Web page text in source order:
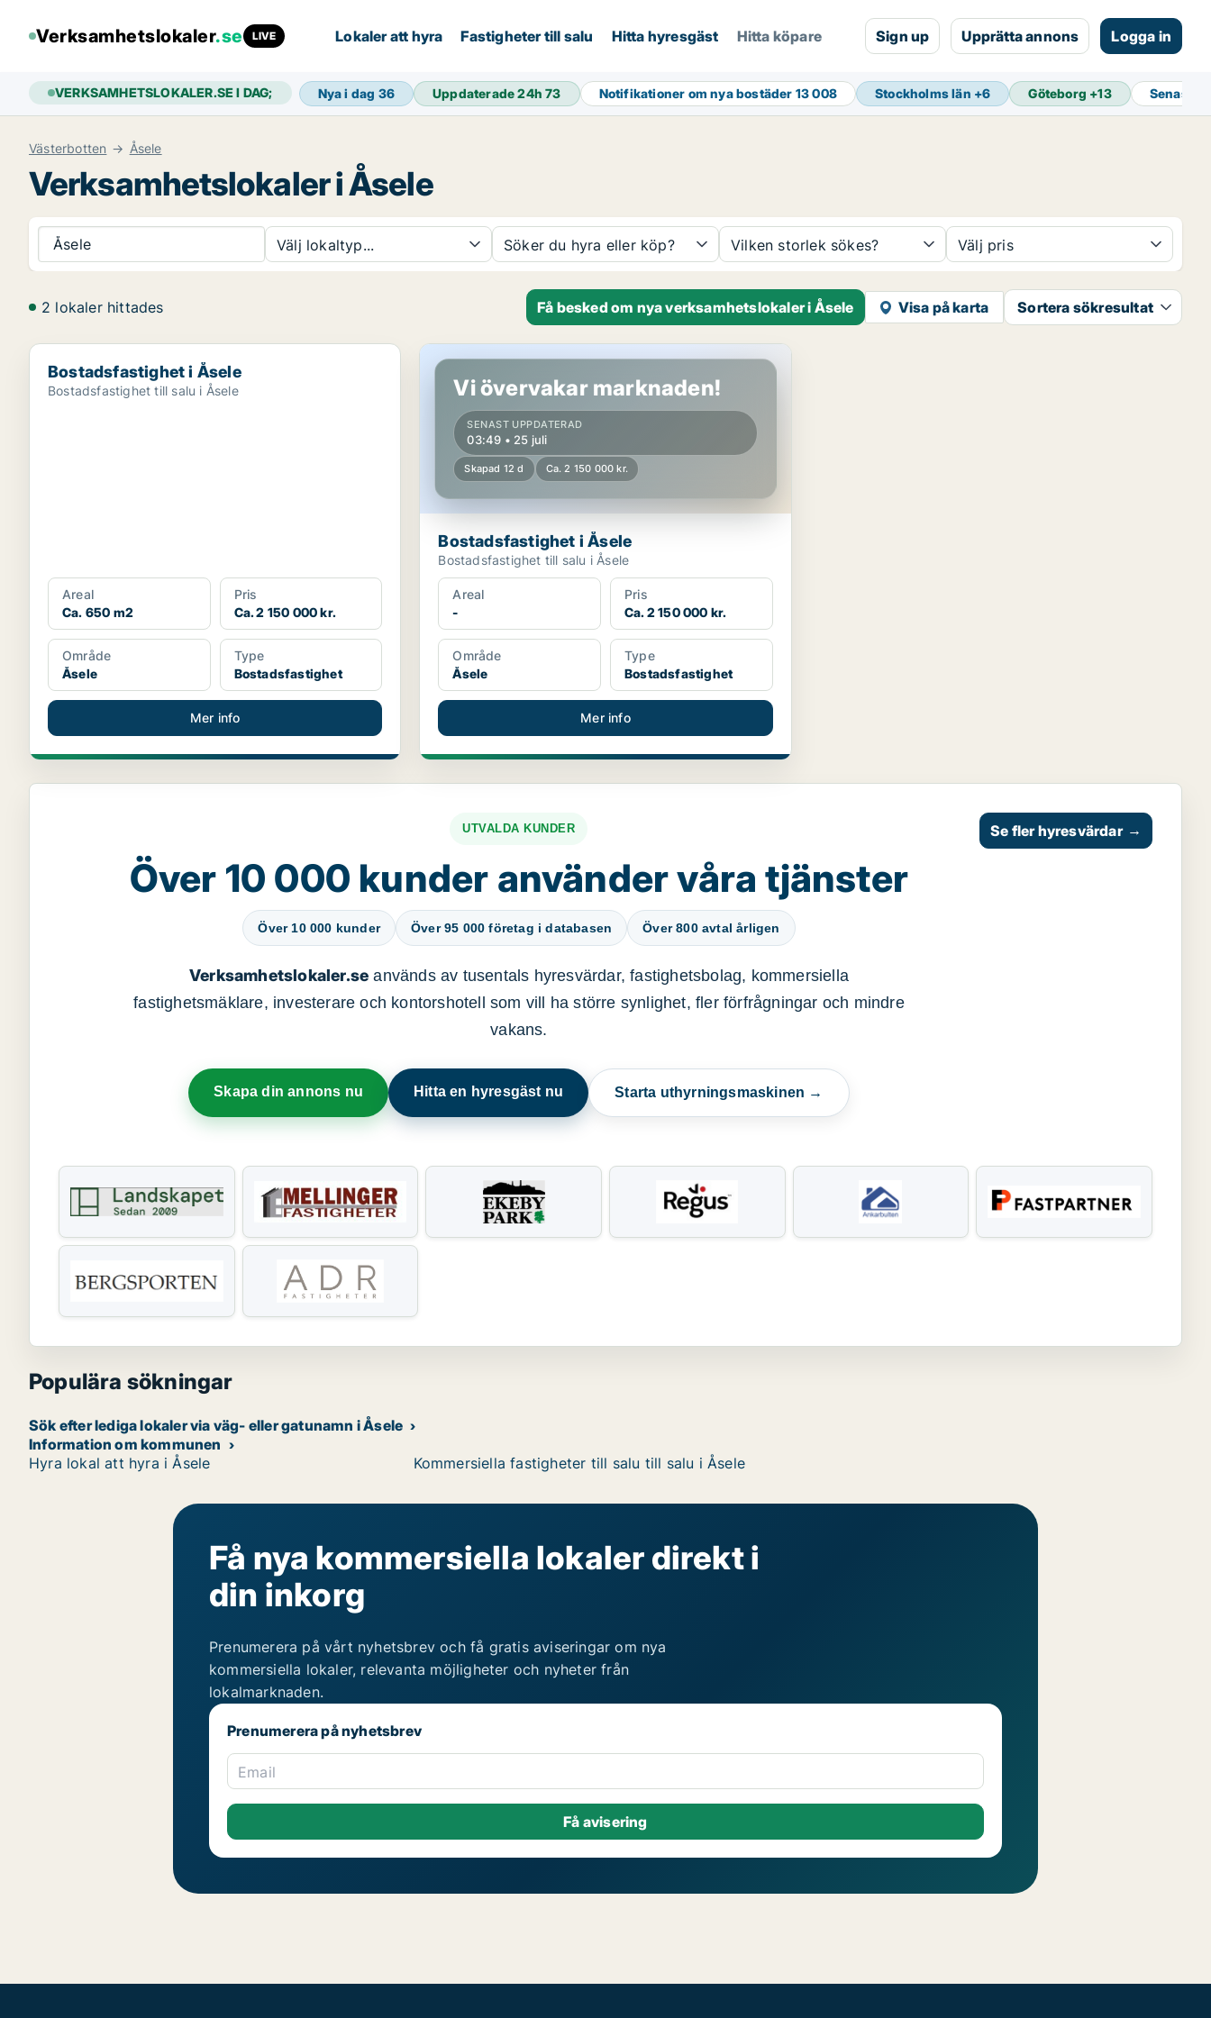
Verksamhetslokaler.se LIVE Lokaler att hyra Fastigheter till salu Hitta hyresgäst Hitta köpare Sign up Upprätta annons Logga in
VERKSAMHETSLOKALER.SE I DAG; Nya i dag 36 Uppdaterade 24h73 Notifikationer om nya bostäder 13 008 Stockholms län +6 Göteborg +13 Senaste
Västerbotten Åsele
Verksamhetslokaler i Åsele
Åsele Välj lokaltyp... Söker du hyra eller köp? Vilken storlek sökes? Välj pris
2 lokaler hittades Få besked om nya verksamhetslokaler i Åsele Visa på karta Sortera sökresultat
Bostadsfastighet i Åsele
Bostadsfastighet i Åsele
Bostadsfastighet till salu i Åsele
Areal
Ca. 650 m2
Pris
Ca. 2 150 000 kr.
Område
Åsele
Type
Bostadsfastighet
Mer info
Bostadsfastighet i Åsele
Vi övervakar marknaden!
SENAST UPPDATERAD
03:49 • 25 juli
Skapad 12 d Ca. 2 150 000 kr.
Bostadsfastighet i Åsele
Bostadsfastighet till salu i Åsele
Areal
-
Pris
Ca. 2 150 000 kr.
Område
Åsele
Type
Bostadsfastighet
Mer info
UTVALDA KUNDER
Över 10 000 kunder använder våra tjänster
Över 10 000 kunder Över 95 000 företag i databasen Över 800 avtal årligen
Verksamhetslokaler.se används av tusentals hyresvärdar, fastighetsbolag, kommersiella
fastighetsmäklare, investerare och kontorshotell som vill ha större synlighet, fler förfrågningar och mindre
vakans.
Skapa din annons nu Hitta en hyresgäst nu Starta uthyrningsmaskinen →
Se fler hyresvärdar →
Populära sökningar
Sök efter lediga lokaler via väg- eller gatunamn i Åsele
Information om kommunen
Hyra lokal att hyra i Åsele
Kommersiella fastigheter till salu till salu i Åsele
Få nya kommersiella lokaler direkt i
din inkorg
Prenumerera på vårt nyhetsbrev och få gratis aviseringar om nya
kommersiella lokaler, relevanta möjligheter och nyheter från
lokalmarknaden.
Prenumerera på nyhetsbrev
Email